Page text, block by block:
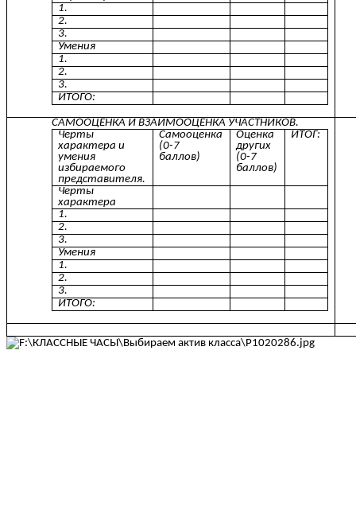
1.
2.
3.
Умения
1.
2.
3.
ИТОГО:
САМООЦЕНКА И ВЗАИМООЦЕНКА УЧАСТНИКОВ.
Черты
характера и
умения
избираемого
представителя.
Самооценка
(0-7
баллов)
Оценка
других
(0-7
баллов)
ИТОГ:
Черты
характера
1.
2.
3.
Умения
1.
2.
3.
ИТОГО: